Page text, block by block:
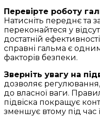
Перевірте роботу
Натисніть переднє та
переконайтеся у
достатній
справні гальма є
факторів безпеки.
Зверніть увагу на
дозволяє регулювання,
до власної ваги.
підвіска покращує
зменшує втому під час